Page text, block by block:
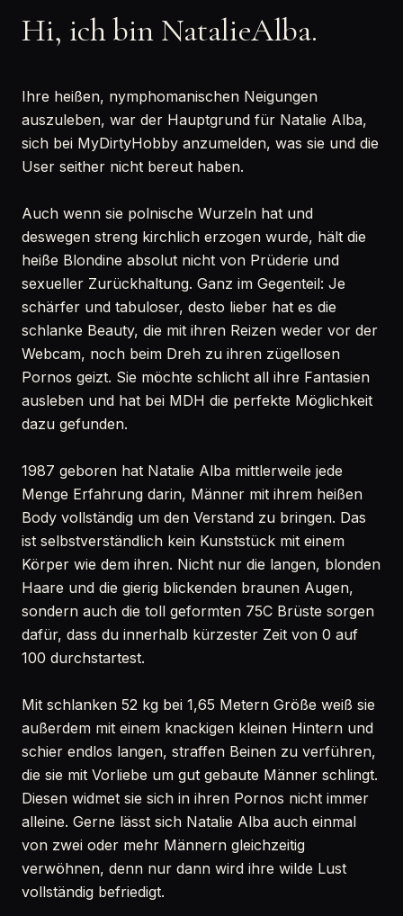
Hi, ich bin NatalieAlba.
Ihre heißen, nymphomanischen Neigungen
auszuleben, war der Hauptgrund für Natalie Alba,
sich bei MyDirtyHobby anzumelden, was sie und die
User seither nicht bereut haben.
Auch wenn sie polnische Wurzeln hat und
deswegen streng kirchlich erzogen wurde, hält die
heiße Blondine absolut nicht von Prüderie und
sexueller Zurückhaltung. Ganz im Gegenteil: Je
schärfer und tabuloser, desto lieber hat es die
schlanke Beauty, die mit ihren Reizen weder vor der
Webcam, noch beim Dreh zu ihren zügellosen
Pornos geizt. Sie möchte schlicht all ihre Fantasien
ausleben und hat bei MDH die perfekte Möglichkeit
dazu gefunden.
1987 geboren hat Natalie Alba mittlerweile jede
Menge Erfahrung darin, Männer mit ihrem heißen
Body vollständig um den Verstand zu bringen. Das
ist selbstverständlich kein Kunststück mit einem
Körper wie dem ihren. Nicht nur die langen, blonden
Haare und die gierig blickenden braunen Augen,
sondern auch die toll geformten 75C Brüste sorgen
dafür, dass du innerhalb kürzester Zeit von 0 auf
100 durchstartest.
Mit schlanken 52 kg bei 1,65 Metern Größe weiß sie
außerdem mit einem knackigen kleinen Hintern und
schier endlos langen, straffen Beinen zu verführen,
die sie mit Vorliebe um gut gebaute Männer schlingt.
Diesen widmet sie sich in ihren Pornos nicht immer
alleine. Gerne lässt sich Natalie Alba auch einmal
von zwei oder mehr Männern gleichzeitig
verwöhnen, denn nur dann wird ihre wilde Lust
vollständig befriedigt.